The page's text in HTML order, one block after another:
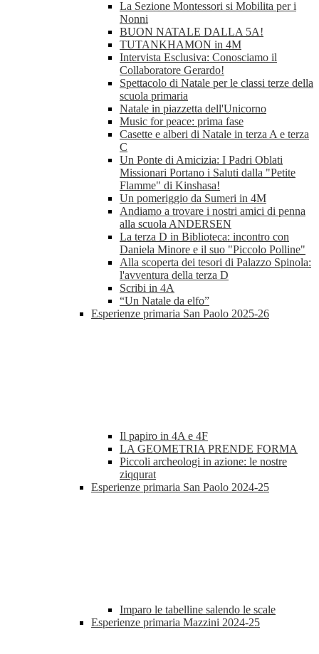
La Sezione Montessori si Mobilita per i
Nonni
BUON NATALE DALLA 5A!
TUTANKHAMON in 4M
Intervista Esclusiva: Conosciamo il
Collaboratore Gerardo!
Spettacolo di Natale per le classi terze della
scuola primaria
Natale in piazzetta dell'Unicorno
Music for peace: prima fase
Casette e alberi di Natale in terza A e terza
C
Un Ponte di Amicizia: I Padri Oblati
Missionari Portano i Saluti dalla "Petite
Flamme" di Kinshasa!
Un pomeriggio da Sumeri in 4M
Andiamo a trovare i nostri amici di penna
alla scuola ANDERSEN
La terza D in Biblioteca: incontro con
Daniela Minore e il suo "Piccolo Polline"
Alla scoperta dei tesori di Palazzo Spinola:
l'avventura della terza D
Scribi in 4A
“Un Natale da elfo”
Esperienze primaria San Paolo 2025-26
Il papiro in 4A e 4F
LA GEOMETRIA PRENDE FORMA
Piccoli archeologi in azione: le nostre
ziqqurat
Esperienze primaria San Paolo 2024-25
Imparo le tabelline salendo le scale
Esperienze primaria Mazzini 2024-25